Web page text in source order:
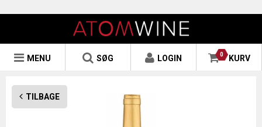
0 KURV
LOGIN
SØG
MENU
TILBAGE